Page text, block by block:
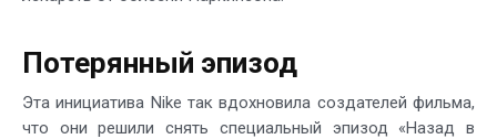
Потерянный эпизод
Эта инициатива Nike так вдохновила создателей фильма,
что они решили снять специальный эпизод «Назад в